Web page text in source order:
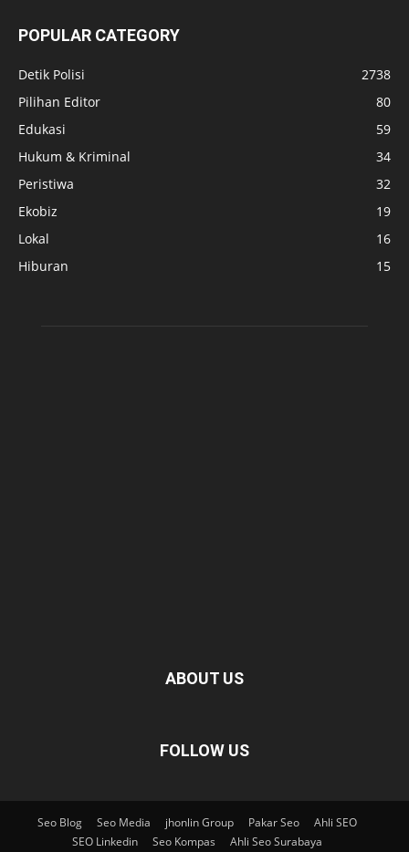
POPULAR CATEGORY
Detik Polisi
2738
Pilihan Editor
80
Edukasi
59
Hukum & Kriminal
34
Peristiwa
32
Ekobiz
19
Lokal
16
Hiburan
15
ABOUT US
FOLLOW US
Seo Blog Seo Media jhonlin Group Pakar Seo
Ahli SEO
SEO Linkedin
Seo Kompas Ahli Seo Surabaya